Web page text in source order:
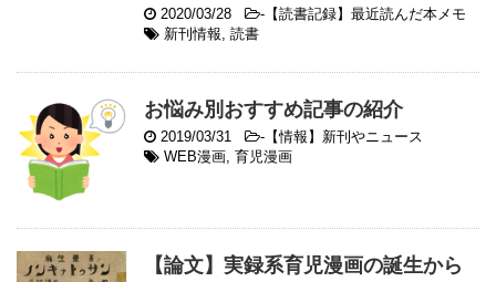
2020/03/28 - 【読書記録】最近読んだ本メモ
新刊情報, 読書
お悩み別おすすめ記事の紹介
2019/03/31 - 【情報】新刊やニュース
WEB漫画, 育児漫画
【論文】実録系育児漫画の誕生から